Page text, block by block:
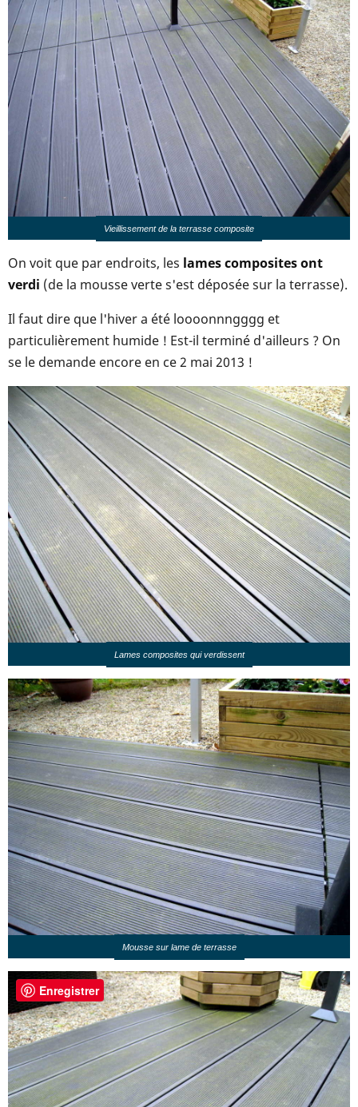
Vieillissement de la terrasse composite
On voit que par endroits, les lames composites ont
verdi (de la mousse verte s'est déposée sur la terrasse).
Il faut dire que l'hiver a été loooonnngggg et
particulièrement humide ! Est-il terminé d'ailleurs ? On
se le demande encore en ce 2 mai 2013 !
Lames composites qui verdissent
Mousse sur lame de terrasse
Enregistrer